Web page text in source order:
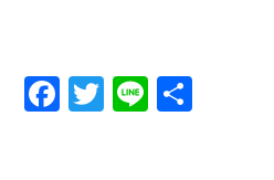
Facebook
Twitter
LineShare